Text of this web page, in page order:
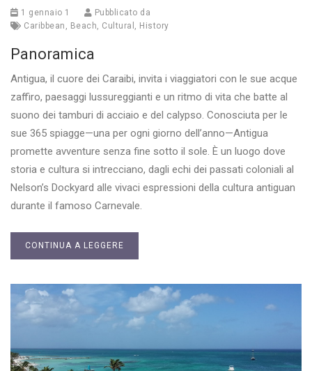
1 gennaio 1
Pubblicato da
Caribbean , Beach, Cultural , History
Panoramica
Antigua, il cuore dei Caraibi, invita i viaggiatori con le sue acque
zaffiro, paesaggi lussureggianti e un ritmo di vita che batte al
suono dei tamburi di acciaio e del calypso. Conosciuta per le
sue 365 spiagge—una per ogni giorno dell’anno—Antigua
promette avventure senza fine sotto il sole. È un luogo dove
storia e cultura si intrecciano, dagli echi dei passati coloniali al
Nelson’s Dockyard alle vivaci espressioni della cultura antiguan
durante il famoso Carnevale.
CONTINUA A LEGGERE